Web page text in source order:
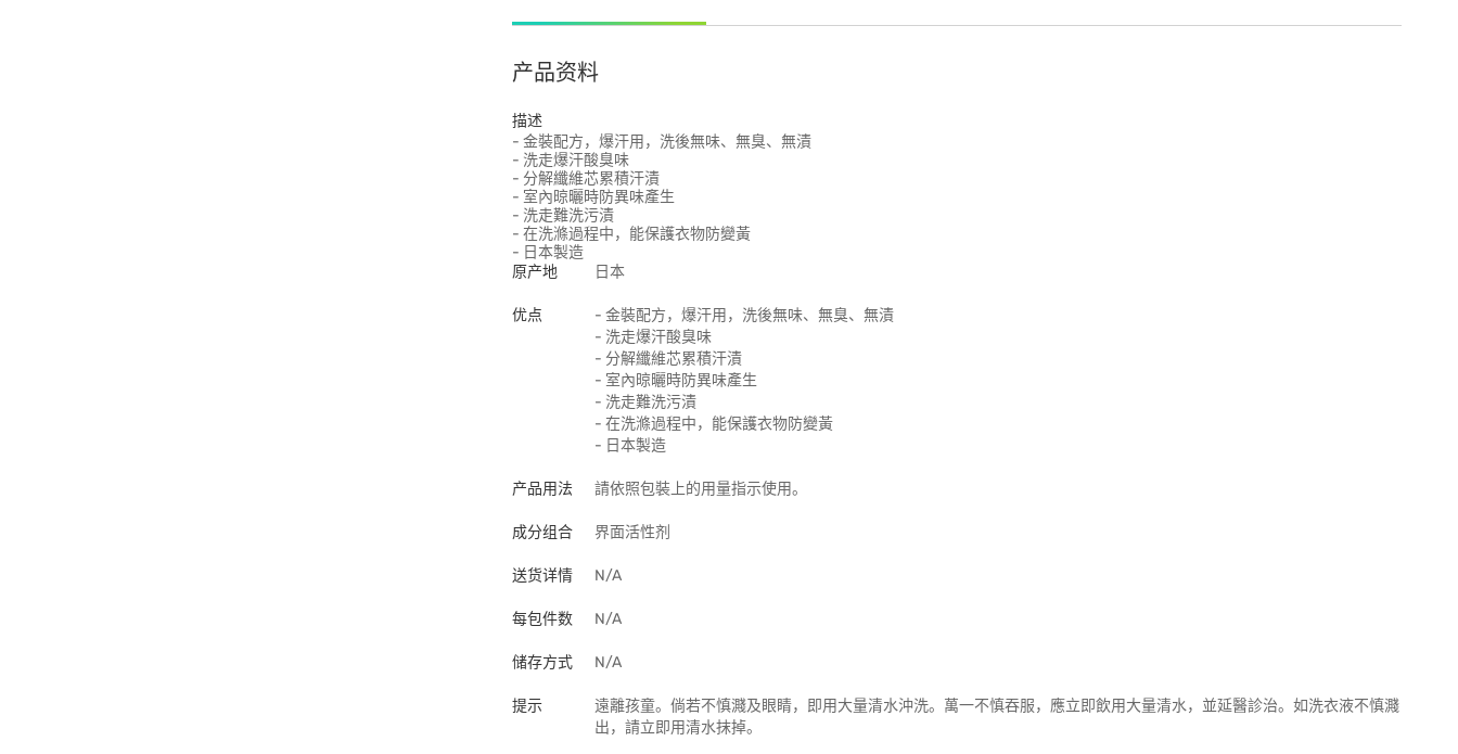
产品资料
描述
- 金裝配方，爆汗用，洗後無味、無臭、無漬
- 洗走爆汗酸臭味
- 分解纖維芯累積汗漬
- 室內晾曬時防異味產生
- 洗走難洗污漬
- 在洗滌過程中，能保護衣物防變黃
- 日本製造
原产地
日本
优点
- 金裝配方，爆汗用，洗後無味、無臭、無漬
- 洗走爆汗酸臭味
- 分解纖維芯累積汗漬
- 室內晾曬時防異味產生
- 洗走難洗污漬
- 在洗滌過程中，能保護衣物防變黃
- 日本製造
产品用法 請依照包裝上的用量指示使用。
成分组合 界面活性剂
送货详情 N/A
每包件数 N/A
储存方式 N/A
提示
遠離孩童。倘若不慎濺及眼睛，即用大量清水沖洗。萬一不慎吞服，應立即飲用大量清水，並延醫診治。如洗衣液不慎濺
出，請立即用清水抹掉。